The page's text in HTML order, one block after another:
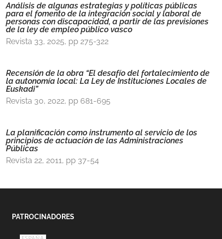
Análisis de algunas estrategias y políticas públicas
para el fomento de la integración social y laboral de
personas con discapacidad, a partir de las previsiones
de la ley de empleo público vasco
Revista 33, 2025, pp 275-322
Recensión de la obra “El desafío del fortalecimiento de
la autonomía local: La Ley de Instituciones Locales de
Euskadi”
Revista 30, 2022, pp 681-695
La planificación como instrumento al servicio de los
principios de actuación de las Administraciones
Públicas
Revista 22, 2011, pp 37-54
PATROCINADORES